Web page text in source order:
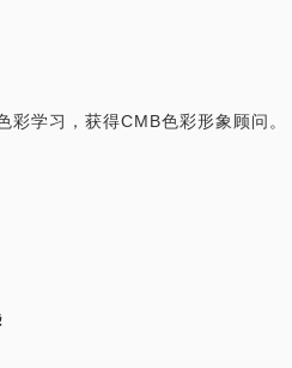
彩学习，获得CMB色彩形象顾问。